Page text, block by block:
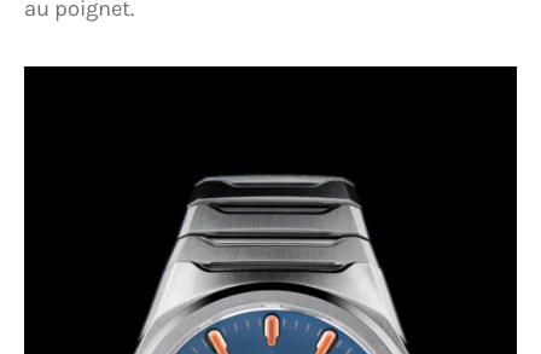
au poignet.